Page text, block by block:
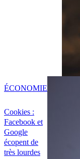
Cookies :
Facebook et
Google
écopent de
très lourdes
ÉCONOMIE